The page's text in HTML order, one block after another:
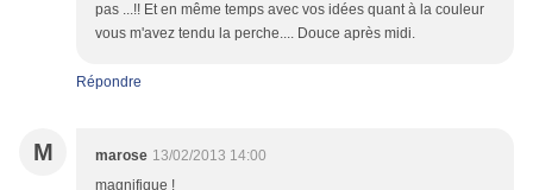
pas ...!! Et en même temps avec vos idées quant à la couleur
vous m'avez tendu la perche.... Douce après midi.
Répondre
M marose 13/02/2013 14:00
magnifique !